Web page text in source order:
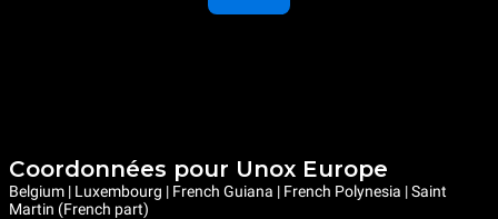
Coordonnées pour Unox Europe
Belgium | Luxembourg | French Guiana | French Polynesia | Saint
Martin (French part)